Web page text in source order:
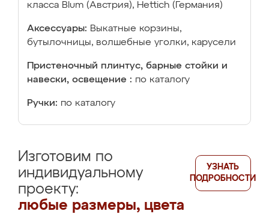
класса Blum (Австрия), Hettich (Германия)
Аксессуары: Выкатные корзины,
бутылочницы, волшебные уголки, карусели
Пристеночный плинтус, барные стойки и
навески, освещение : по каталогу
Ручки: по каталогу
Изготовим по
индивидуальному
проекту:
любые размеры, цвета
УЗНАТЬ
ПОДРОБНОСТИ